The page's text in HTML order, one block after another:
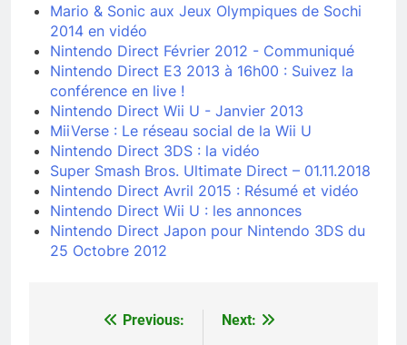
Mario & Sonic aux Jeux Olympiques de Sochi
2014 en vidéo
Nintendo Direct Février 2012 - Communiqué
Nintendo Direct E3 2013 à 16h00 : Suivez la
conférence en live !
Nintendo Direct Wii U - Janvier 2013
MiiVerse : Le réseau social de la Wii U
Nintendo Direct 3DS : la vidéo
Super Smash Bros. Ultimate Direct – 01.11.2018
Nintendo Direct Avril 2015 : Résumé et vidéo
Nintendo Direct Wii U : les annonces
Nintendo Direct Japon pour Nintendo 3DS du
25 Octobre 2012
NavigationPrevious:
Next: